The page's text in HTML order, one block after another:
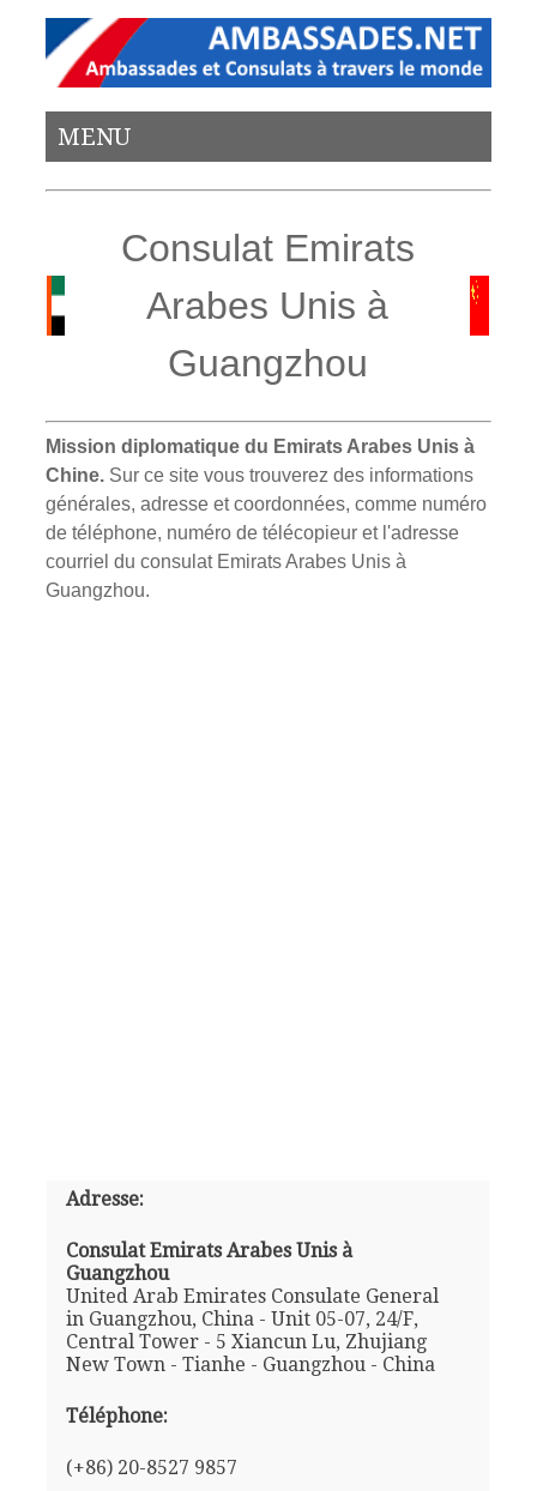
MENU
Consulat Emirats
Arabes Unis à
Guangzhou
Mission diplomatique du Emirats Arabes Unis à
Chine. Sur ce site vous trouverez des informations
générales, adresse et coordonnées, comme numéro
de téléphone, numéro de télécopieur et l'adresse
courriel du consulat Emirats Arabes Unis à
Guangzhou.
Adresse:
Consulat Emirats Arabes Unis à
Guangzhou
United Arab Emirates Consulate General
in Guangzhou, China - Unit 05-07, 24/F,
Central Tower - 5 Xiancun Lu, Zhujiang
New Town - Tianhe - Guangzhou - China
Téléphone:
(+86) 20-8527 9857